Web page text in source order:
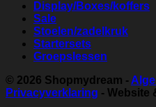
Display/Boxes/koffers
Sale
Stoelen/zadelkruk
Startersets
Groepslessen
© 2026 Shopmydream -
Privacyverklaring - Website